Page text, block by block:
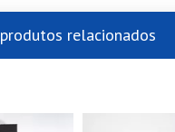
produtos relacionados